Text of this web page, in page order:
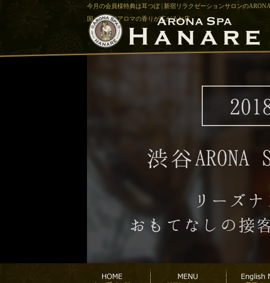
今月の会員様特典は耳つぼ | 新宿リラクゼーションサロンの
国バリ風でアロマの香りが広がるお店